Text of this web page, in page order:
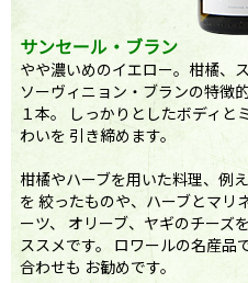
サンセール・ブラン
やや濃いめのイエロー。柑橘、
ソーヴィニョン・ブランの特徴
１本。 しっかりとしたボディ
わいを 引き締めます。
柑橘やハーブを用いた料理、例
を 絞ったものや、ハーブとマリ
ーツ、 オリーブ、ヤギのチーズ
ススメです。 ロワールの名産品
合わせも お勧めです。